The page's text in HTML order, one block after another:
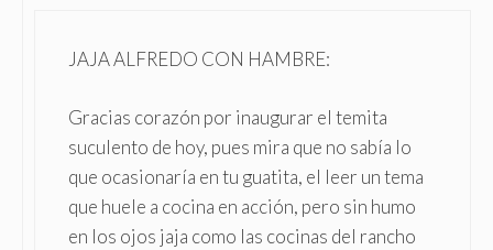
JAJA ALFREDO CON HAMBRE:
Gracias corazón por inaugurar el temita
suculento de hoy, pues mira que no sabía lo
que ocasionaría en tu guatita, el leer un tema
que huele a cocina en acción, pero sin humo
en los ojos jaja como las cocinas del rancho